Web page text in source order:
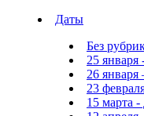
Даты
Без
25 января
26
23
15 марта